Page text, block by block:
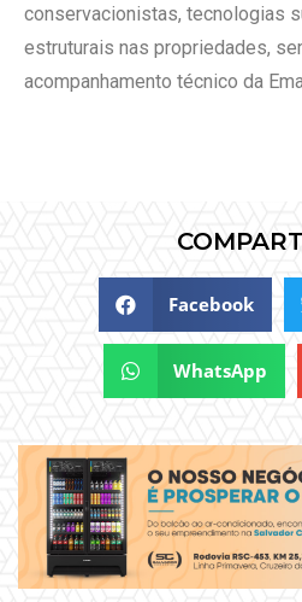
conservacionistas, tecnologias
estruturais nas propriedades,
acompanhamento técnico da
Facebook
WhatsApp